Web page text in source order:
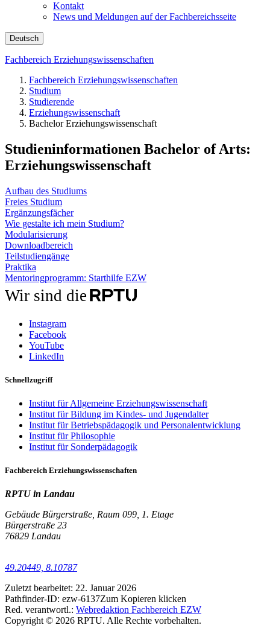
Kontakt
News und Meldungen auf der Fachbereichsseite
Deutsch
Fachbereich Erziehungswissenschaften
Fachbereich Erziehungswissenschaften
Studium
Studierende
Erziehungswissenschaft
Bachelor Erziehungswissenschaft
Studieninformationen Bachelor of Arts:
Erziehungswissenschaft
Aufbau des Studiums
Freies Studium
Ergänzungsfächer
Wie gestalte ich mein Studium?
Modularisierung
Downloadbereich
Teilstudiengänge
Praktika
Mentoringprogramm: Starthilfe EZW
Wir sind die
Instagram
Facebook
YouTube
LinkedIn
Schnellzugriff
Institut für Allgemeine Erziehungswissenschaft
Institut für Bildung im Kindes- und Jugendalter
Institut für Betriebspädagogik und Personalentwicklung
Institut für Philosophie
Institut für Sonderpädagogik
Fachbereich Erziehungswissenschaften
RPTU in Landau
Gebäude Bürgerstraße, Raum 099, 1. Etage
Bürgerstraße 23
76829 Landau
49.20449, 8.10787
Zuletzt bearbeitet: 22. Januar 2026
Pathfinder-ID: ezw-6137Zum Kopieren klicken
Red. verantwortl.: Webredaktion Fachbereich EZW
Copyright © 2026 RPTU. Alle Rechte vorbehalten.